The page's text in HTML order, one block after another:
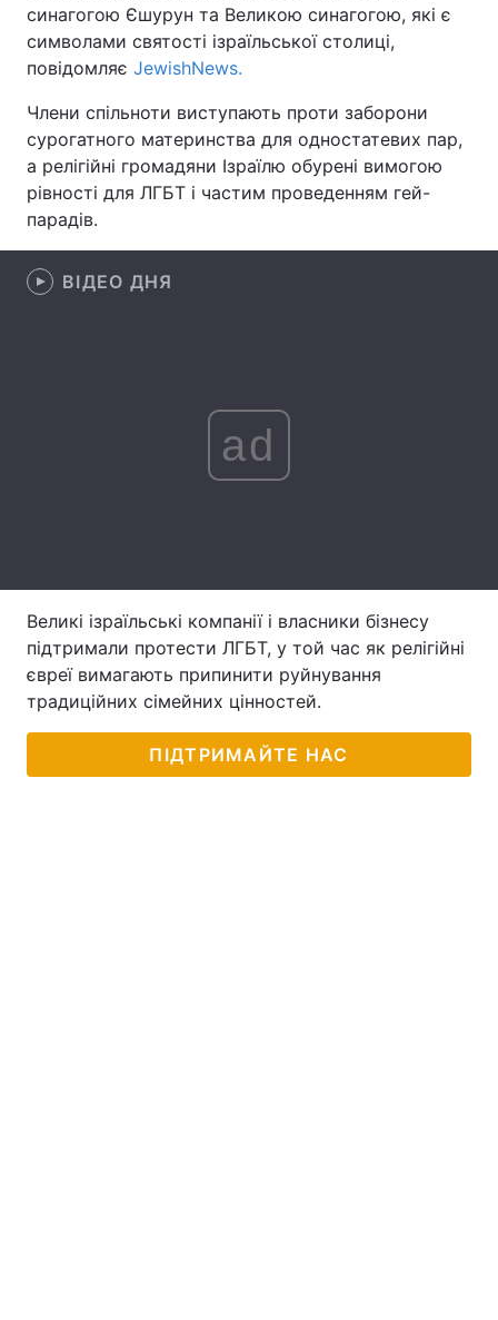
Економіка Світ
Спорт
Техно і зв'язок Лайт
Зброя Інциденти
Здоров'я
Статті
Думки
Послуги
синагогою Єшурун та Великою синагогою, які є
символами святості ізраїльської столиці,
повідомляє JewishNews.
Члени спільноти виступають проти заборони
сурогатного материнства для одностатевих пар,
а релігійні громадяни Ізраїлю обурені вимогою
рівності для ЛГБТ і частим проведенням гей-
парадів.
ВІДЕО ДНЯ
ad
Великі ізраїльські компанії і власники бізнесу
підтримали протести ЛГБТ, у той час як релігійні
євреї вимагають припинити руйнування
традиційних сімейних цінностей.
ПІДТРИМАЙТЕ НАС